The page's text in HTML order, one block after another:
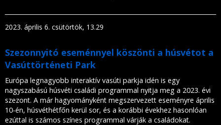
2023. április 6. csütörtök, 13.29
Szezonnyitó eseménnyel köszönti a húsvétot a
Vasúttörténeti Park
Európa legnagyobb interaktív vasúti parkja idén is egy
nagyszabású húsvéti családi programmal nyitja meg a 2023. évi
szezont. A már hagyományként megszervezett eseményre április
10-én, húsvéthétfőn kerül sor, és a korábbi évekhez hasonlóan
ezúttal is számos színes programmal várják a családokat.